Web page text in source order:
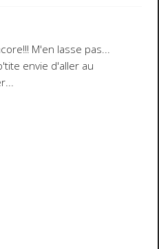
M'en lasse pas...
envie d'aller au